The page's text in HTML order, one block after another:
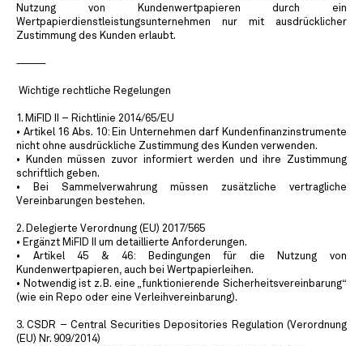
Nutzung von Kundenwertpapieren durch ein
Wertpapierdienstleistungsunternehmen nur mit ausdrücklicher
Zustimmung des Kunden erlaubt.
⸻
️ Wichtige rechtliche Regelungen
1. MiFID II – Richtlinie 2014/65/EU
• Artikel 16 Abs. 10: Ein Unternehmen darf Kundenfinanzinstrumente
nicht ohne ausdrückliche Zustimmung des Kunden verwenden.
• Kunden müssen zuvor informiert werden und ihre Zustimmung
schriftlich geben.
• Bei Sammelverwahrung müssen zusätzliche vertragliche
Vereinbarungen bestehen.
2. Delegierte Verordnung (EU) 2017/565
• Ergänzt MiFID II um detaillierte Anforderungen.
• Artikel 45 & 46: Bedingungen für die Nutzung von
Kundenwertpapieren, auch bei Wertpapierleihen.
• Notwendig ist z. B. eine „funktionierende Sicherheitsvereinbarung“
(wie ein Repo oder eine Verleihvereinbarung).
3. CSDR – Central Securities Depositories Regulation (Verordnung
(EU) Nr. 909/2014)